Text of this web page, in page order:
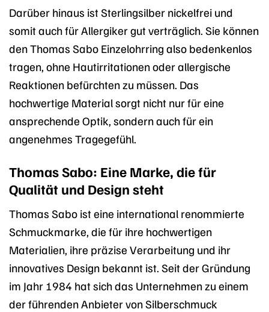
Darüber hinaus ist Sterlingsilber nickelfrei und
somit auch für Allergiker gut verträglich. Sie können
den Thomas Sabo Einzelohrring also bedenkenlos
tragen, ohne Hautirritationen oder allergische
Reaktionen befürchten zu müssen. Das
hochwertige Material sorgt nicht nur für eine
ansprechende Optik, sondern auch für ein
angenehmes Tragegefühl.
Thomas Sabo: Eine Marke, die für
Qualität und Design steht
Thomas Sabo ist eine international renommierte
Schmuckmarke, die für ihre hochwertigen
Materialien, ihre präzise Verarbeitung und ihr
innovatives Design bekannt ist. Seit der Gründung
im Jahr 1984 hat sich das Unternehmen zu einem
der führenden Anbieter von Silberschmuck